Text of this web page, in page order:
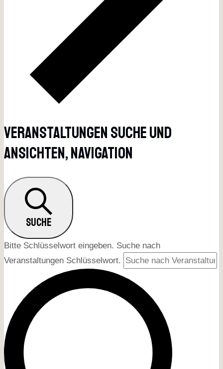
Veranstaltungen Suche Und
Ansichten, Navigation
SUCHE
Bitte Schlüsselwort eingeben. Suche nach
Veranstaltungen Schlüsselwort.